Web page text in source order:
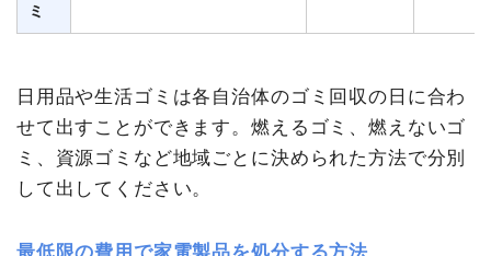
ミ
日用品や生活ゴミは各自治体のゴミ回収の日に合わ
せて出すことができます。燃えるゴミ、燃えないゴ
ミ、資源ゴミなど地域ごとに決められた方法で分別
して出してください。
最低限の費用で家電製品を処分する方法